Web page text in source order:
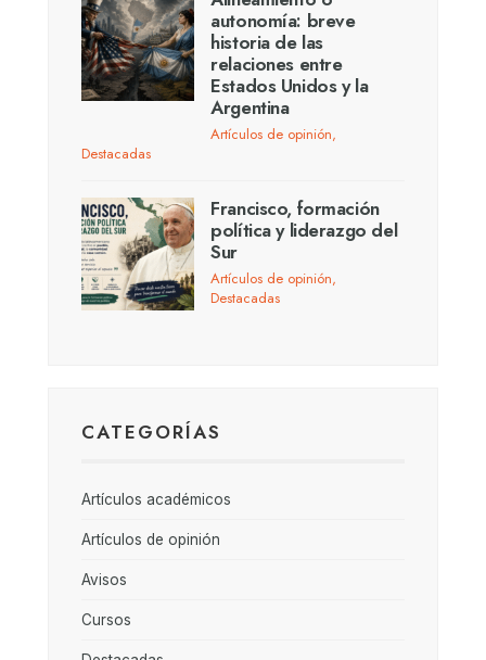
autonomía: breve
historia de las
relaciones entre
Estados Unidos y la
Argentina
Artículos de opinión,
Destacadas
Francisco, formación
política y liderazgo del
Sur
Artículos de opinión,
Destacadas
CATEGORÍAS
Artículos académicos
Artículos de opinión
Avisos
Cursos